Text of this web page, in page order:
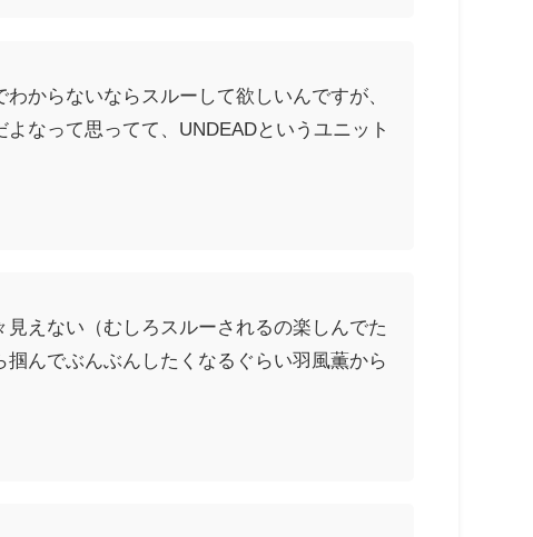
からないならスルーして欲しいんですが、
なって思ってて、UNDEADというユニット
えない（むしろスルーされるの楽しんでた
んでぶんぶんしたくなるぐらい羽風薫から